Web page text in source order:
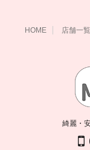
HOME 店舗一覧
綺麗・